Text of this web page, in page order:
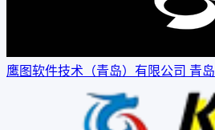
鹰图软件技术（青岛）有限公司 青岛